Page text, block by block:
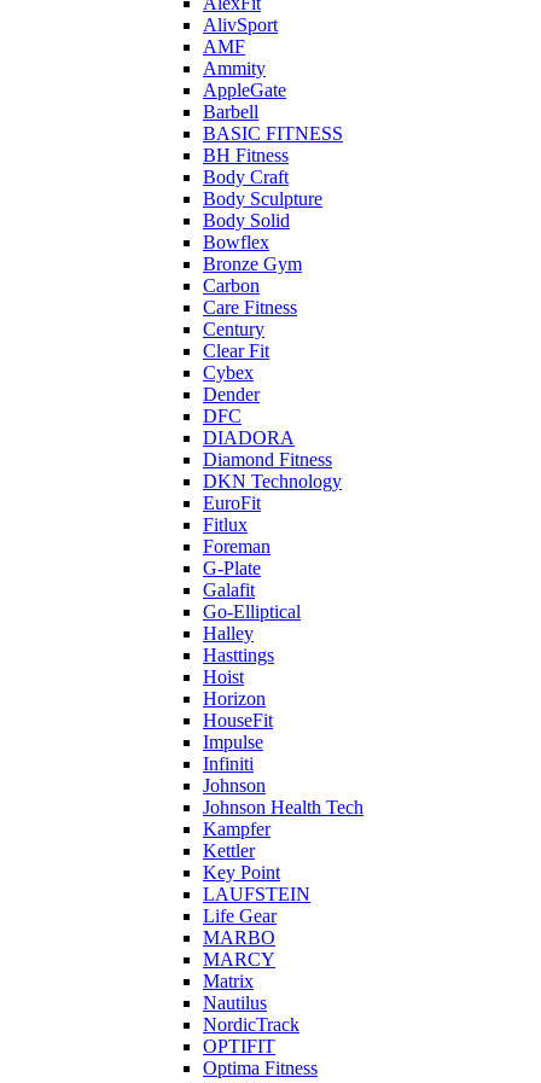
AlivSport
AMF
Ammity
AppleGate
Barbell
BASIC FITNESS
BH Fitness
Body Craft
Body Sculpture
Body Solid
Bowflex
Bronze Gym
Carbon
Care Fitness
Century
Clear Fit
Cybex
Dender
DFC
DIADORA
Diamond Fitness
DKN Technology
EuroFit
Fitlux
Foreman
G-Plate
Galafit
Go-Elliptical
Halley
Hasttings
Hoist
Horizon
HouseFit
Impulse
Infiniti
Johnson
Johnson Health Tech
Kampfer
Kettler
Key Point
LAUFSTEIN
Life Gear
MARBO
MARCY
Matrix
Nautilus
NordicTrack
OPTIFIT
Optima Fitness